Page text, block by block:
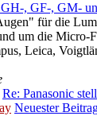
, GF-, GM-
für die
um die Micro-
Leica,
Re: Panasonic
Neuester